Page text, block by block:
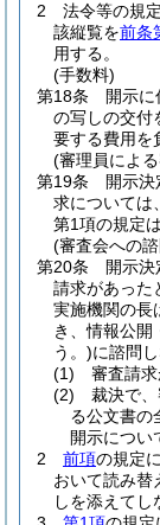
2
法令等の規
該縦覧を前条
用する。
(手数料)
第18条
開示に
の写しの交付
要する費用を
(審理員によ
第19条
開示
求については
第1項の規定
(審査会への
第20条
開示決
請求があった
実施機関の長
き、情報公開
う。)に諮問
(1)
審査請
(2)
裁決で
る公文書の
開示につい
2
前項の規定
おいて読み替
しを添えてし